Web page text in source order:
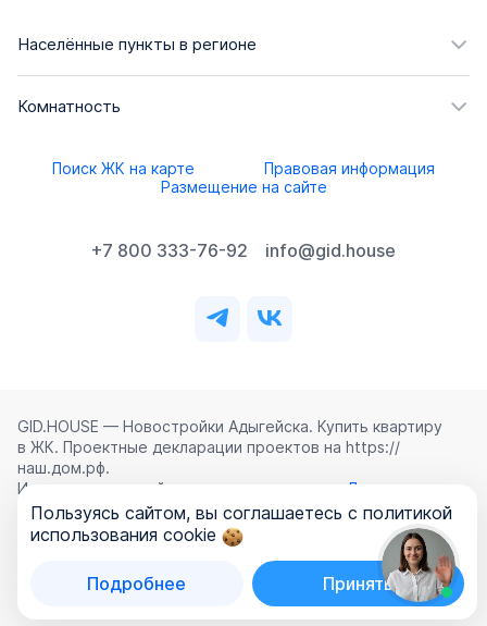
Населённые пункты в регионе
Комнатность
Поиск ЖК на карте
Правовая информация
Размещение на сайте
+7 800 333-76-92 info@gid.house
GID.HOUSE — Новостройки Адыгейска. Купить квартиру
в ЖК. Проектные декларации проектов на https://
наш.дом.рф.
Использование сайта означает согласие с
Лицензионным
соглашением ,Политикой конфиденциальностии
Политикой обработки персональных данных
ООО «ГИД.ХАУЗ»
Пользуясь сайтом, вы соглашаетесь с политикой
использования cookie
Подробнее Принять